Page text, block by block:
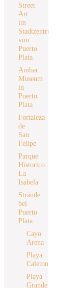
Street
Art
im
Stadtzentrum
von
Puerto
Plata
Ambar
Museum
in
Puerto
Plata
Fortaleza
de
San
Felipe
Parque
Historico
La
Isabela
Strände
bei
Puerto
Plata
Cayo
Arena
Playa
Caleton
Playa
Grande